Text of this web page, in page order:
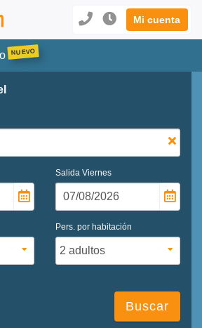
Mi cuenta
Salida Viernes
Pers. por habitación
Buscar